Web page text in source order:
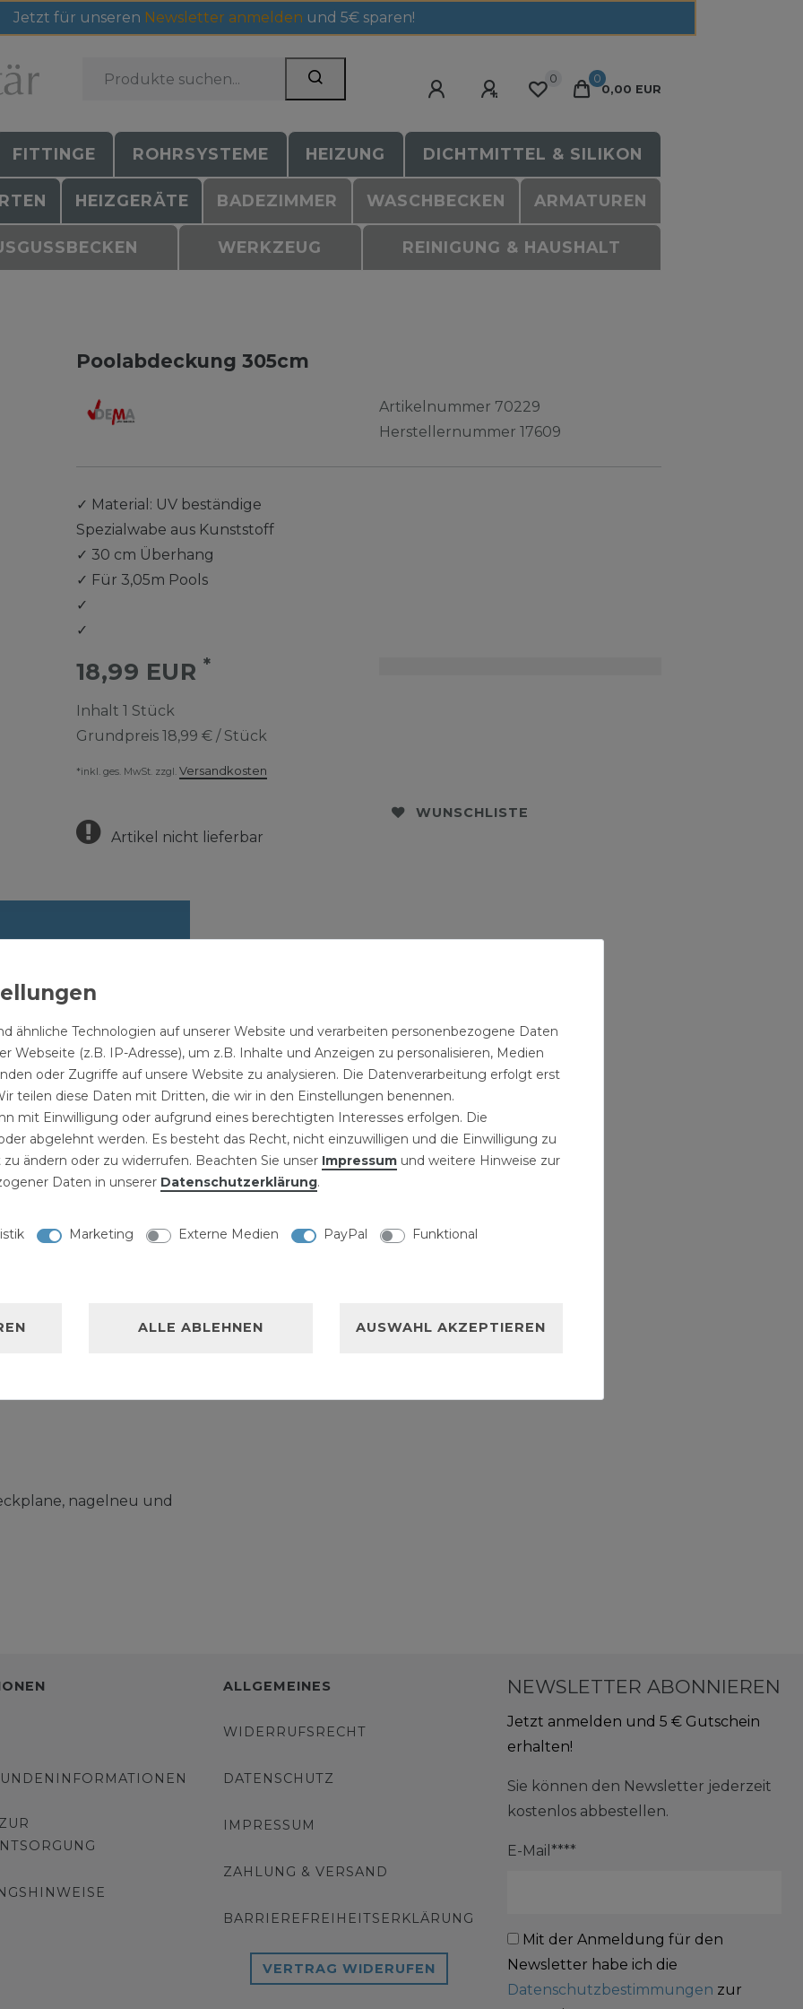
Jetzt für unseren Newsletter anmelden und 5€ sparen!
0
0
0,00 EUR
FITTINGE ROHRSYSTEME HEIZUNG DICHTMITTEL & SILIKON
HEIZGERÄTE BADEZIMMER WASCHBECKEN ARMATUREN
WERKZEUG REINIGUNG & HAUSHALT
Poolabdeckung 305cm
Artikelnummer 70229
Herstellernummer17609
✓ Material: UV beständige
Spezialwabe aus Kunststoff
✓ 30 cm Überhang
✓ Für 3,05m Pools
✓
✓
18,99 EUR *
Inhalt 1 Stück
Grundpreis 18,99 € / Stück
*inkl. ges. MwSt. zzgl. Versandkosten
Artikel nicht lieferbar
WUNSCHLISTE
750tlg.
€ *
nagelneu und
ALLGEMEINES
WIDERRUFSRECHT
DATENSCHUTZ
IMPRESSUM
ZAHLUNG & VERSAND
BARRIEREFREIHEITSERKLÄRUNG
VERTRAG WIDERUFEN
NEWSLETTER ABONNIEREN
Jetzt anmelden und 5 € Gutschein
erhalten!
Sie können den Newsletter jederzeit
kostenlos abbestellen.
E-Mail****
Mit der Anmeldung für den
Newsletter habe ich die
Datenschutzbestimmungen zur
ähnliche Technologien auf unserer Website und verarbeiten personenbezogene Daten
Webseite (z.B. IP-Adresse), um z.B. Inhalte und Anzeigen zu personalisieren, Medien
oder Zugriffe auf unsere Website zu analysieren. Die Datenverarbeitung erfolgt erst
teilen diese Daten mit Dritten, die wir in den Einstellungen benennen.
mit Einwilligung oder aufgrund eines berechtigten Interesses erfolgen. Die
abgelehnt werden. Es besteht das Recht, nicht einzuwilligen und die Einwilligung zu
ändern oder zu widerrufen. Beachten Sie unser Impressum und weitere Hinweise zur
Daten in unserer Daten­schutz­erklärung.
Marketing Externe Medien PayPal Funktional
ALLE ABLEHNEN AUSWAHL AKZEPTIEREN